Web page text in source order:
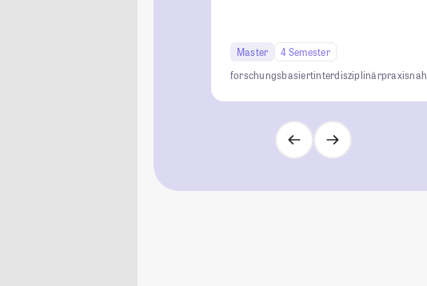
Master
4 Semester
forschungsbasiertinterdisziplinärpraxisnah